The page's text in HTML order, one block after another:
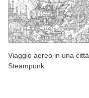
Viaggio aereo in una città
Steampunk